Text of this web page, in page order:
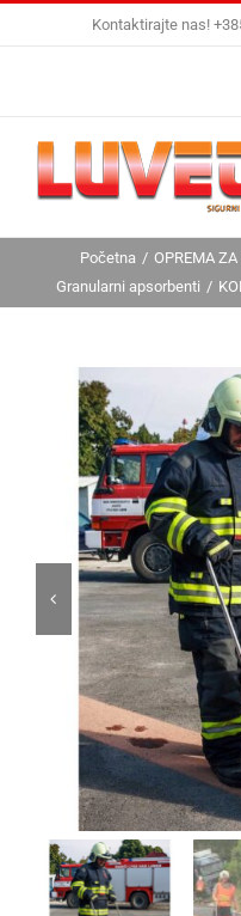
Kontaktirajte nas!
Početna
OPREMA
Granularni apsorbenti